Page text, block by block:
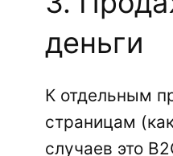
деньги
К отдельным
страницам
случаев это